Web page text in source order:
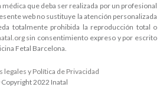
que deba ser realizada por un profesional
web no sustituye la atención personalizada
totalmente prohibida la reproducción total o
sin consentimiento expreso y por escrito
Fetal Barcelona.
legales y Política de Privacidad
2022 Inatal